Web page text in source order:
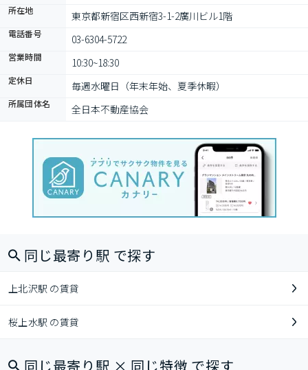
所在地 東京都新宿区西新宿3-1-2廣川ビル1階
電話番号 03-6304-5722
営業時間 10:30~18:30
定休日 毎週水曜日（年末年始、夏季休暇）
所属団体名 全日本不動産協会
同じ最寄り駅 で探す
上北沢駅 の賃貸
桜上水駅 の賃貸
同じ最寄り駅 × 同じ特徴 で探す